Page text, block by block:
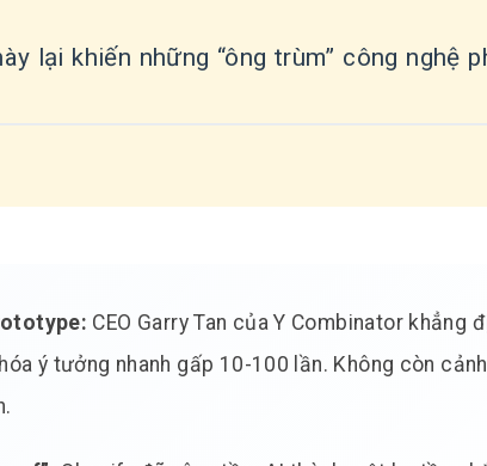
lại khiến những “ông trùm” công nghệ
CEO Garry Tan của Y Combinator khẳng
ý tưởng nhanh gấp 10-100 lần. Không còn